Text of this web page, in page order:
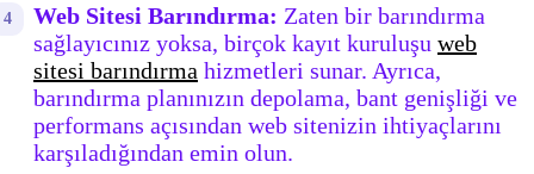
Web Sitesi Barındırma: Zaten bir barındırma
sağlayıcınız yoksa, birçok kayıt kuruluşu web
sitesi barındırma hizmetleri sunar. Ayrıca,
barındırma planınızın depolama, bant genişliği ve
performans açısından web sitenizin ihtiyaçlarını
karşıladığından emin olun.